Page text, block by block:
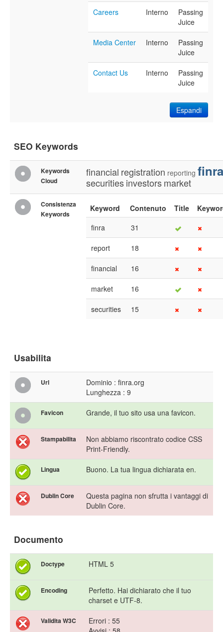
Careers Interno
Passing
Juice
Media Center Interno
Passing
Juice
Contact Us Interno
Passing
Juice
Espandi
SEO Keywords
Keywords
Cloud
financial registration reporting finra
securitiesinvestorsmarket
Consistenza
Keywords
Keyword Contenuto Title
finra
31
report 18
financial 16
market 16
securities 15
Usabilita
Url
Dominio : finra.org
Lunghezza : 9
Favicon Grande, il tuo sito usa una favicon.
Stampabilita
Non abbiamo riscontrato codice CSS
Print-Friendly.
Lingua Buono. La tua lingua dichiarata en.
Dublin Core
Questa pagina non sfrutta i vantaggi di
Dublin Core.
Documento
Doctype HTML 5
Encoding
Perfetto. Hai dichiarato che il tuo
charset e UTF-8.
Validita W3C
Errori : 55